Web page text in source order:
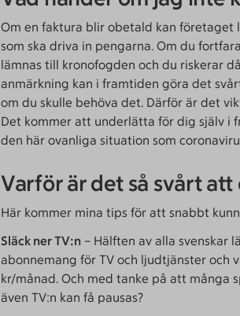
Om en faktura blir obetald kan företaget
som ska driva in pengarna. Om du
lämnas till kronofogden och du riskerar
anmärkning kan i framtiden göra det
om du skulle behöva det. Därför är det
Det kommer att underlätta för dig själv i
den här ovanliga situation som
Varför är det så svårt att
Här kommer mina tips för att snabbt
Släck ner TV:n – Hälften av alla svenskar
abonnemang för TV och ljudtjänster och
kr/månad. Och med tanke på att många
även TV:n kan få pausas?